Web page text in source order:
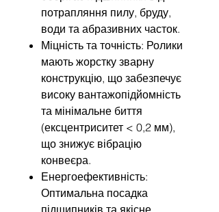
потрапляння пилу, бруду,
води та абразивних часток.
Міцність та точність: Ролики
мають жорстку зварну
конструкцію, що забезпечує
високу вантажопідйомність
та мінімальне биття
(ексцентриситет < 0,2 мм),
що знижує вібрацію
конвеєра.
Енергоефективність:
Оптимальна посадка
підшипників та якісне